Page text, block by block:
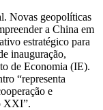
Novas geopolíticas
a China em
estratégico para
inauguração,
de Economia (IE).
“representa
e
XXI”.